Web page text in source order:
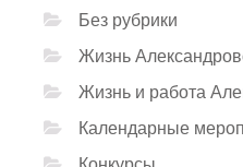
Без рубрики
Жизнь
Жизнь и работа
Календарные